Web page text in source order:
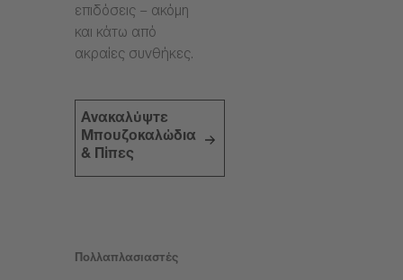
επιδόσεις – ακόμη
και κάτω από
ακραίες συνθήκες.
Ανακαλύψτε
Μπουζοκαλώδια
& Πίπες
Πολλαπλασιαστές